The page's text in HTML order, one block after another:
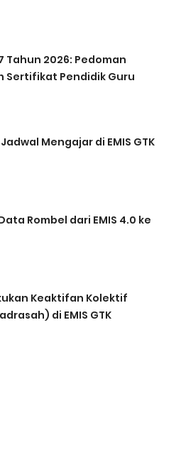
Tahun 2026: Pedoman
Sertifikat Pendidik Guru
Mengajar di EMIS GTK
Rombel dari EMIS 4.0 ke
Keaktifan Kolektif
di EMIS GTK